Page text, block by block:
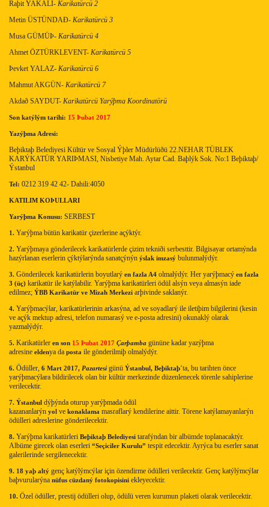
Raþit YAKALI- Karikatürcü 2
Metin ÜSTÜNDAÐ- Karikatürcü 3
Musa GÜMÜÞ- Karikatürcü 4
Ahmet ÖZTÜRKLEVENT- Karikatürcü 5
Þevket YALAZ- Karikatürcü 6
Mahmut AKGÜN- Karikatürcü 7
Akdað SAYDUT- Karikatürcü Yarýþma Koordinatörü
Son katýlým tarihi: 15 Þubat 2017
Yazýþma Adresi:
Beþiktaþ Belediyesi Kültür ve Sosyal Ýþler Müdürlüðü 22.NEHAR TÜBLEK
KARÝKATÜR YARIÞMASI, Nisbetiye Mah. Aytar Cad. Baþlýk Sok. No:1 Beþiktaþ/
Ýstanbul
Tel: 0212 319 42 42- Dahili:4050
KATILIM KOÞULLARI
Yarýþma Konusu: SERBEST
1. Yarýþma bütün karikatür çizerlerine açýktýr.
2. Yarýþmaya gönderilecek karikatürlerde çizim tekniði serbesttir. Bilgisayar ortamýnda
hazýrlanan eserlerin çýktýlarýnda sanatçýnýn ýslak imzasý bulunmalýdýr.
3. Gönderilecek karikatürlerin boyutlarý en fazla A4 olmalýdýr. Her yarýþmacý en fazla
3 (üç) karikatür ile katýlabilir. Yarýþma karikatürleri ödül alsýn veya almasýn iade
edilmez; ÝBB Karikatür ve Mizah Merkezi arþivinde saklanýr.
4. Yarýþmacýlar, karikatürlerinin arkasýna, ad ve soyadlarý ile iletiþim bilgilerini (kesin
ve açýk mektup adresi, telefon numarasý ve e-posta adresini) okunaklý olarak
yazmalýdýr.
5. Karikatürler en son 15 Þubat 2017 Çarþamba gününe kadar yazýþma
adresine eldenya da posta ile gönderilmiþ olmalýdýr.
6. Ödüller, 6 Mart 2017, Pazartesi günü Ýstanbul, Beþiktaþ‘ta, bu tarihten önce
yarýþmacýlara bildirilecek olan bir kültür merkezinde düzenlenecek törenle sahiplerine
verilecektir.
7. Ýstanbul dýþýnda oturup yarýþmada ödül
kazananlarýn yol ve konaklama masraflarý kendilerine aittir. Törene katýlamayanlarýn
ödülleri adreslerine gönderilecektir.
8. Yarýþma karikatürleri Beþiktaþ Belediyesi tarafýndan bir albümde toplanacaktýr.
Albüme girecek olan eserleri “Seçiciler Kurulu” tespit edecektir. Ayrýca bu eserler sanat
galerilerinde sergilenecektir.
9. 18 yaþ altý genç katýlýmcýlar için özendirme ödülleri verilecektir. Genç katýlýmcýlar
baþvurularýna nüfus cüzdaný fotokopisini ekleyecektir.
10. Özel ödüller, prestij ödülleri olup, ödülü veren kurumun plaketi olarak verilecektir.